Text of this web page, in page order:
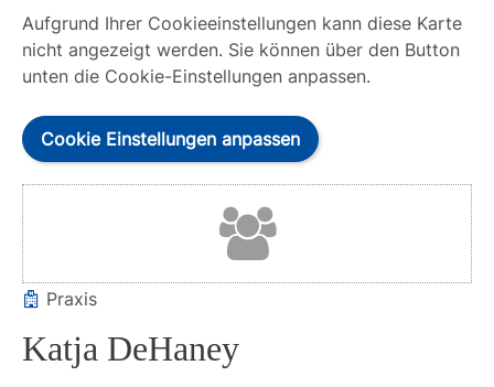
Aufgrund Ihrer Cookieeinstellungen kann diese Karte
nicht angezeigt werden. Sie können über den Button
unten die Cookie-Einstellungen anpassen.
Cookie Einstellungen anpassen
Praxis
Katja DeHaney